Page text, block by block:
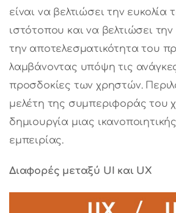
είναι να βελτιώσει την ευκολία
ιστότοπου και να βελτιώσει
την αποτελεσματικότητα του
λαμβάνοντας υπόψη τις ανάγκες
προσδοκίες των χρηστών.
μελέτη της συμπεριφοράς του
δημιουργία μιας
εμπειρίας.
Διαφορές μεταξύ UI και UX